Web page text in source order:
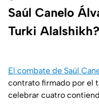
Saúl Canelo
Turki Alalshikh?
El combate de Saúl
contrato firmado por el
celebrar cuatro